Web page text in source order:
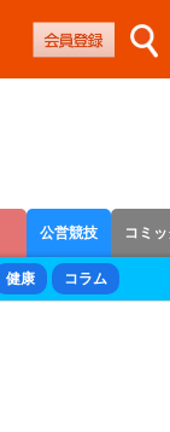
公営競技 コミ
健康 コラム